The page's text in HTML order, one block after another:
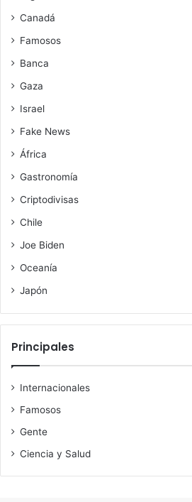
Canadá
Famosos
Banca
Gaza
Israel
Fake News
África
Gastronomía
Criptodivisas
Chile
Joe Biden
Oceanía
Japón
Principales
Internacionales
Famosos
Gente
Ciencia y Salud